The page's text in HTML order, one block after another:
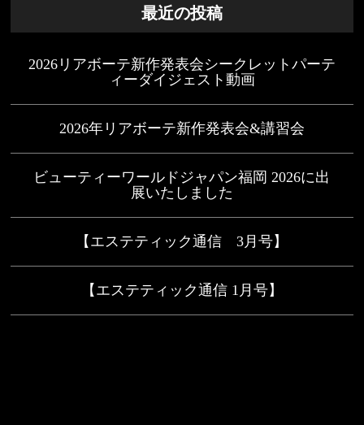
最近の投稿
2026リアボーテ新作発表会シークレットパーテ
ィーダイジェスト動画
2026年リアボーテ新作発表会&講習会
ビューティーワールドジャパン福岡 2026に出
展いたしました
【エステティック通信 3月号】
【エステティック通信 1月号】